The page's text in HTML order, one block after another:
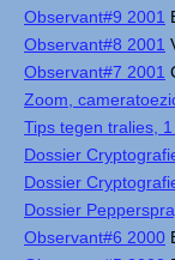
Observant#9 2001
Observant#8 2001
Observant#7 2001
Zoom,
Tips tegen tralies,
Dossier
Dossier
Dossier
Observant#6 2000